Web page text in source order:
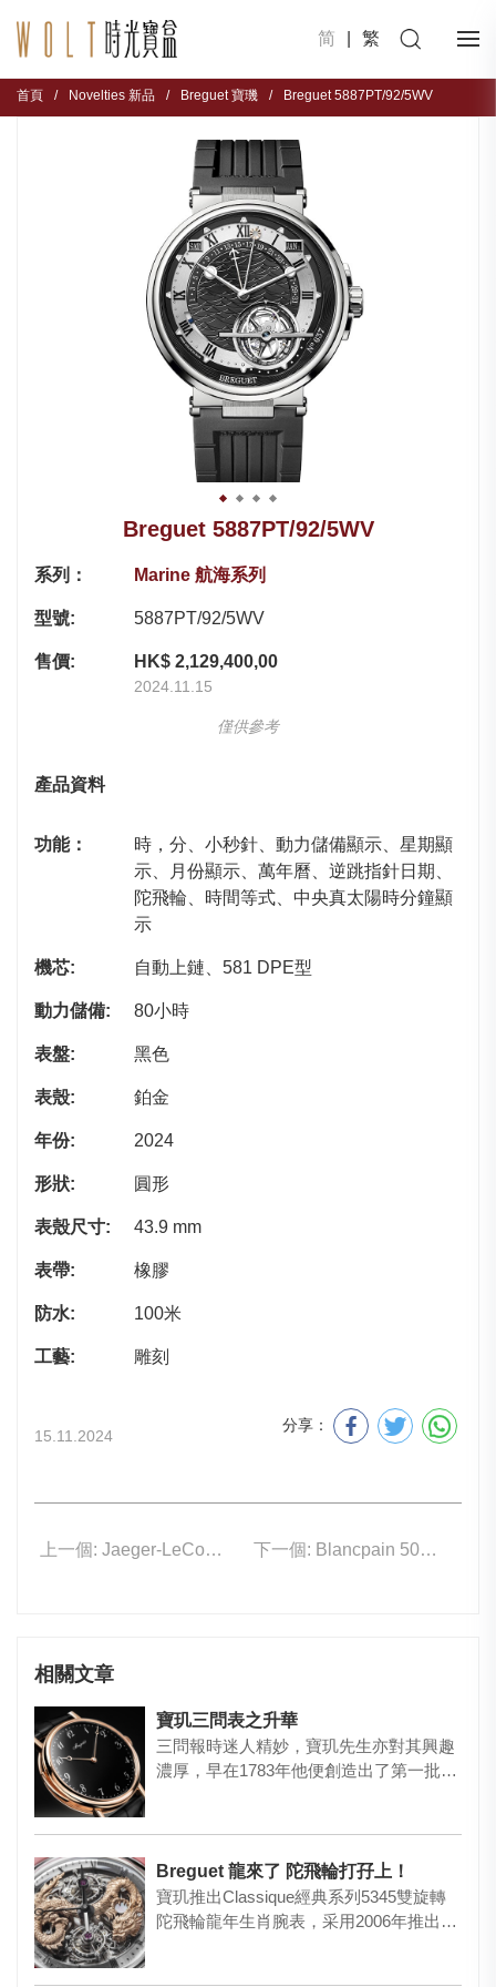
简 繁
首頁 / Novelties 新品 / Breguet 寶璣 / Breguet 5887PT/92/5WV
Breguet 5887PT/92/5WV
系列： Marine 航海系列
型號: 5887PT/92/5WV
售價: HK$ 2,129,400,00
2024.11.15
僅供參考
產品資料
功能：
時，分、小秒針、動力儲備顯示、星期顯
示、月份顯示、萬年曆、逆跳指針日期、
陀飛輪、時間等式、中央真太陽時分鐘顯
示
機芯: 自動上鏈、581 DPE型
動力儲備: 80小時
表盤: 黑色
表殼: 鉑金
年份: 2024
形狀: 圓形
表殼尺寸: 43.9 mm
表帶: 橡膠
防水: 100米
工藝: 雕刻
15.11.2024
分享：
上一個: Jaeger-LeCoultre Q389256J 下一個: Blancpain 5000A-0140-01S
相關文章
寶玑三問表之升華
三問報時迷人精妙，寶玑先生亦對其興趣
濃厚，早在1783年他便創造出了第一批用
Breguet 龍來了 陀飛輪打孖上！
寶玑推出Classique經典系列5345雙旋轉
陀飛輪龍年生肖腕表，采用2006年推出首